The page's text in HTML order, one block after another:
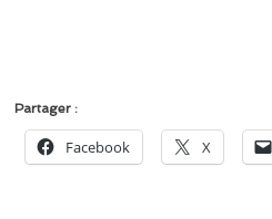
Partager :
Facebook X